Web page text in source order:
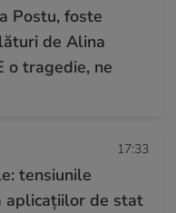
Postu, foste
de Alina
o tragedie, ne
17:33
tensiunile
aplicațiilor de stat